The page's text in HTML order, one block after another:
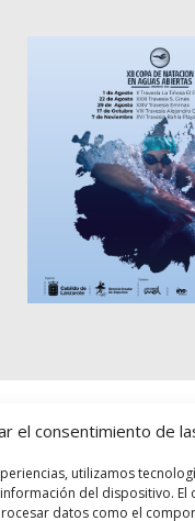
el consentimiento de
utilizamos
del dispositivo. El
datos como el
logo SID